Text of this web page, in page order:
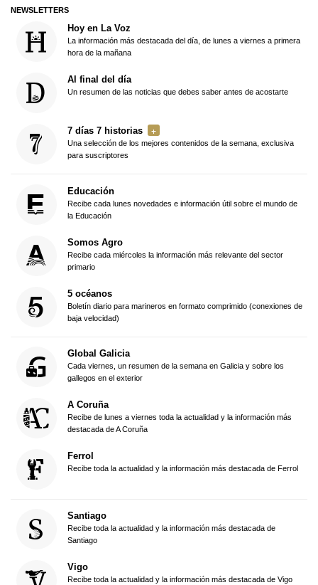
NEWSLETTERS
Hoy en La Voz
La información más destacada del día, de lunes a viernes a primera
hora de la mañana
Al final del día
Un resumen de las noticias que debes saber antes de acostarte
7 días 7 historias
Una selección de los mejores contenidos de la semana, exclusiva
para suscriptores
Educación
Recibe cada lunes novedades e información útil sobre el mundo de
la Educación
Somos Agro
Recibe cada miércoles la información más relevante del sector
primario
5 océanos
Boletín diario para marineros en formato comprimido (conexiones de
baja velocidad)
Global Galicia
Cada viernes, un resumen de la semana en Galicia y sobre los
gallegos en el exterior
A Coruña
Recibe de lunes a viernes toda la actualidad y la información más
destacada de A Coruña
Ferrol
Recibe toda la actualidad y la información más destacada de Ferrol
Santiago
Recibe toda la actualidad y la información más destacada de
Santiago
Vigo
Recibe toda la actualidad y la información más destacada de Vigo